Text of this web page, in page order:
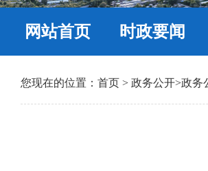
网站首页 时政要闻
您现在的位置： 首页 > 政务公开>政务